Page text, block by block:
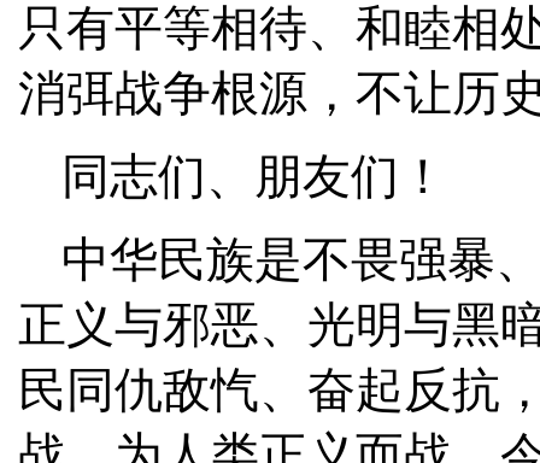
只有平等相待、和睦相
消弭战争根源，不让历
同志们、朋友们！
中华民族是不畏强暴
正义与邪恶、光明与黑
民同仇敌忾、奋起反抗